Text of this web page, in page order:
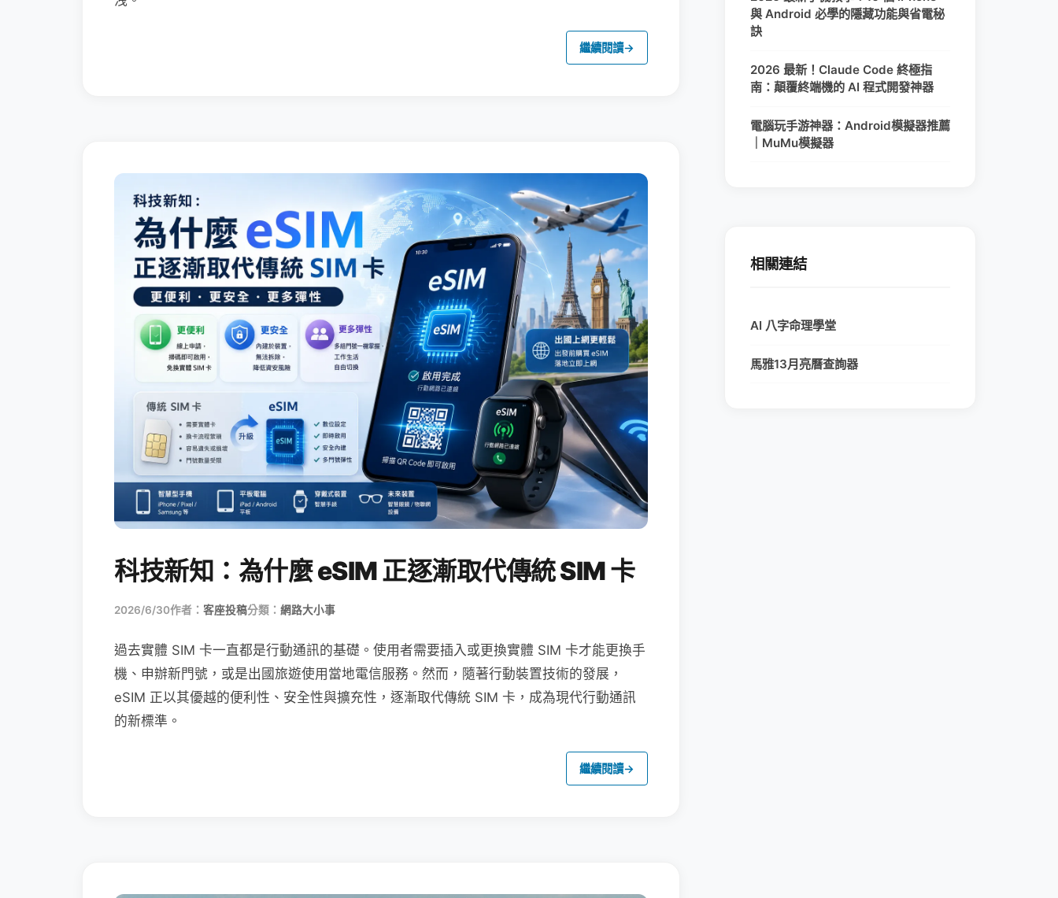
繼續閱讀→
科技新知：為什麼 eSIM 正逐漸取代傳統 SIM 卡
2026/6/30作者： 客座投稿分類： 網路大小事
過去實體 SIM 卡一直都是行動通訊的基礎。使用者需要插入或更換實體 SIM 卡才能更換手
機、申辦新門號，或是出國旅遊使用當地電信服務。然而，隨著行動裝置技術的發展，
eSIM 正以其優越的便利性、安全性與擴充性，逐漸取代傳統 SIM 卡，成為現代行動通訊
的新標準。
繼續閱讀→
與 Android 必學的隱藏功能與省電秘
訣
2026 最新！Claude Code 終極指
南：顛覆終端機的 AI 程式開發神器
電腦玩手游神器：Android模擬器推薦
｜MuMu模擬器
相關連結
AI 八字命理學堂
馬雅13月亮曆查詢器